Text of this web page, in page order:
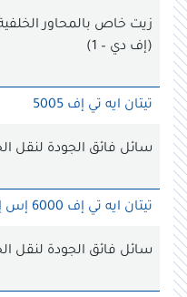
زيت خاص بالمحاور
(إف دي – 1)
تيتان ايه تي إف 5005
سائل فائق الجودة لنقل
تيتان ايه تي إف 6000 إس إل
سائل فائق الجودة لنقل